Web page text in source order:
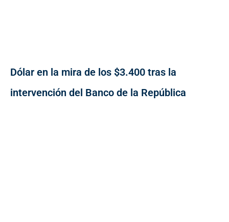
Dólar en la mira de los $3.400 tras la
intervención del Banco de la República